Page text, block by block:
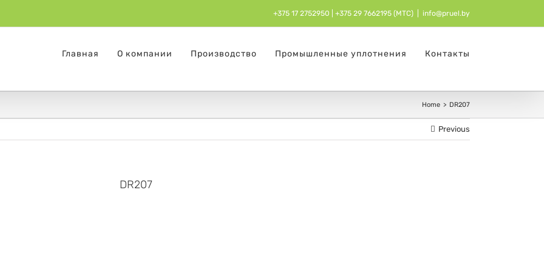
+375 17 2752950 +375 29 7662195 (МТС) info@pruel.by
Главная О компании Производство Промышленные уплотнения Контакты
Home DR207
Previous
DR207